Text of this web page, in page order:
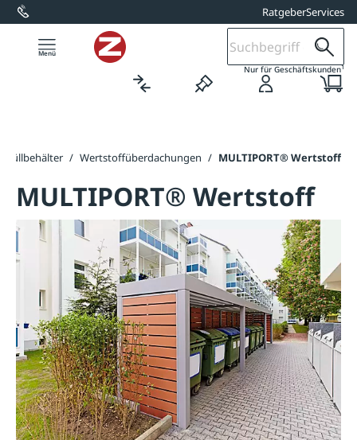
springen RatgeberServices
Nur für Geschäftskunden1
/ Wertstoffüberdachungen / MULTIPORT® Wertstoff
MULTIPORT® Wertstoff